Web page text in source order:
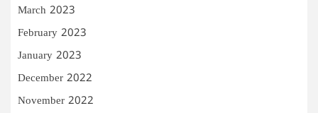
March 2023
February 2023
January 2023
December 2022
November 2022